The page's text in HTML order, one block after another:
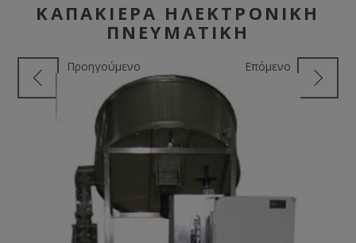
ΚΑΠΑΚΙΈΡΑ ΗΛΕΚΤΡΟΝΙΚΉ
ΠΝΕΥΜΑΤΙΚΉ
Προηγούμενο
Επόμενο